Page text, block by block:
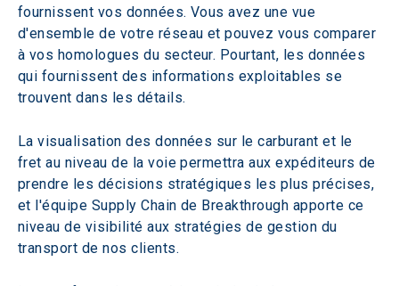
fournissent vos données. Vous avez une vue
d'ensemble de votre réseau et pouvez vous comparer
à vos homologues du secteur. Pourtant, les données
qui fournissent des informations exploitables se
trouvent dans les détails.
La visualisation des données sur le carburant et le
fret au niveau de la voie permettra aux expéditeurs de
prendre les décisions stratégiques les plus précises,
et l'équipe Supply Chain de Breakthrough apporte ce
niveau de visibilité aux stratégies de gestion du
transport de nos clients.